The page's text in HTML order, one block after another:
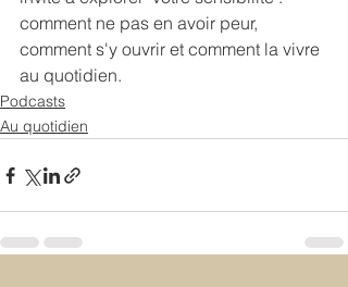
comment ne pas en avoir peur,
comment s'y ouvrir et comment la vivre
au quotidien.
Podcasts
Au quotidien